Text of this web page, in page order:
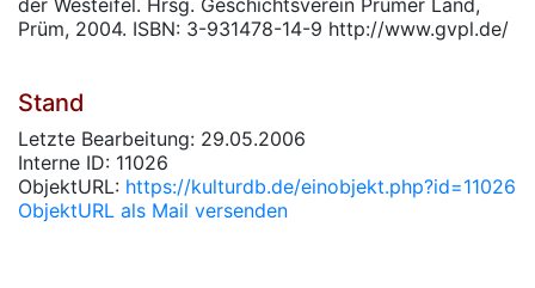
der Westeifel. Hrsg. Geschichtsverein Prümer Land,
Prüm, 2004. ISBN: 3-931478-14-9 http://www.gvpl.de/
Stand
Letzte Bearbeitung: 29.05.2006
Interne ID: 11026
ObjektURL: https://kulturdb.de/einobjekt.php?id=11026
ObjektURL als Mail versenden